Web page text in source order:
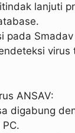
lanjuti
pada
virus
ANSAV:
digabung